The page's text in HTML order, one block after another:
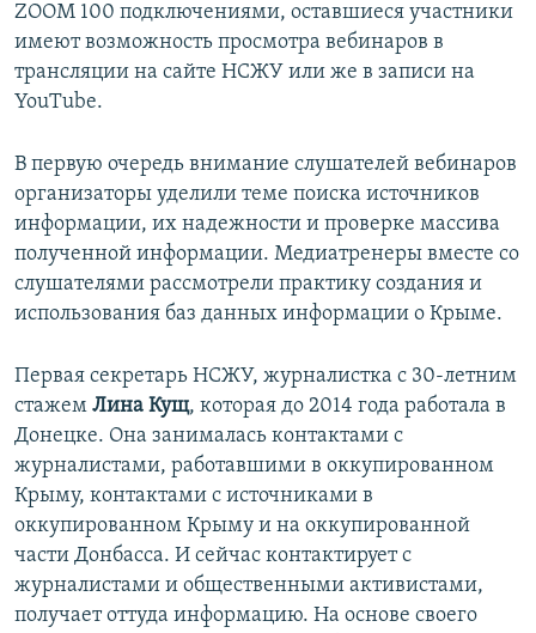
ZOOM 100 подключениями, оставшиеся участники
имеют возможность просмотра вебинаров в
трансляции на сайте НСЖУ или же в записи на
YouTube.
В первую очередь внимание слушателей вебинаров
организаторы уделили теме поиска источников
информации, их надежности и проверке массива
полученной информации. Медиатренеры вместе со
слушателями рассмотрели практику создания и
использования баз данных информации о Крыме.
Первая секретарь НСЖУ, журналистка с 30-летним
стажем Лина Кущ, которая до 2014 года работала в
Донецке. Она занималась контактами с
журналистами, работавшими в оккупированном
Крыму, контактами с источниками в
оккупированном Крыму и на оккупированной
части Донбасса. И сейчас контактирует с
журналистами и общественными активистами,
получает оттуда информацию. На основе своего